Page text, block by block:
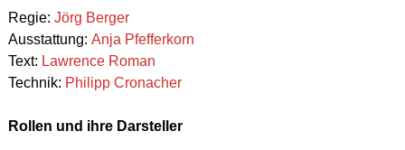
Regie: Jörg Berger
Ausstattung: Anja Pfefferkorn
Text: Lawrence Roman
Technik: Philipp Cronacher
Rollen und ihre Darsteller